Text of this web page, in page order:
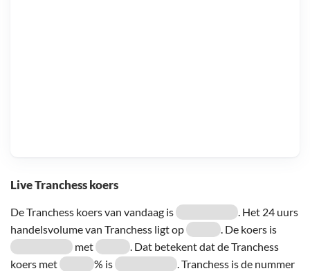
Live Tranchess koers
De Tranchess koers van vandaag is
. Het 24 uurs
handelsvolume van Tranchess ligt op
. De koers is
met
. Dat betekent dat de Tranchess
koers met
% is
. Tranchess is de nummer